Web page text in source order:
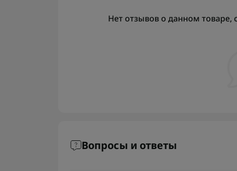
Нет отзывов о данном товаре,
Вопросы и ответы